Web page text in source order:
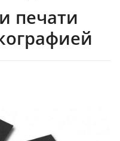
печати